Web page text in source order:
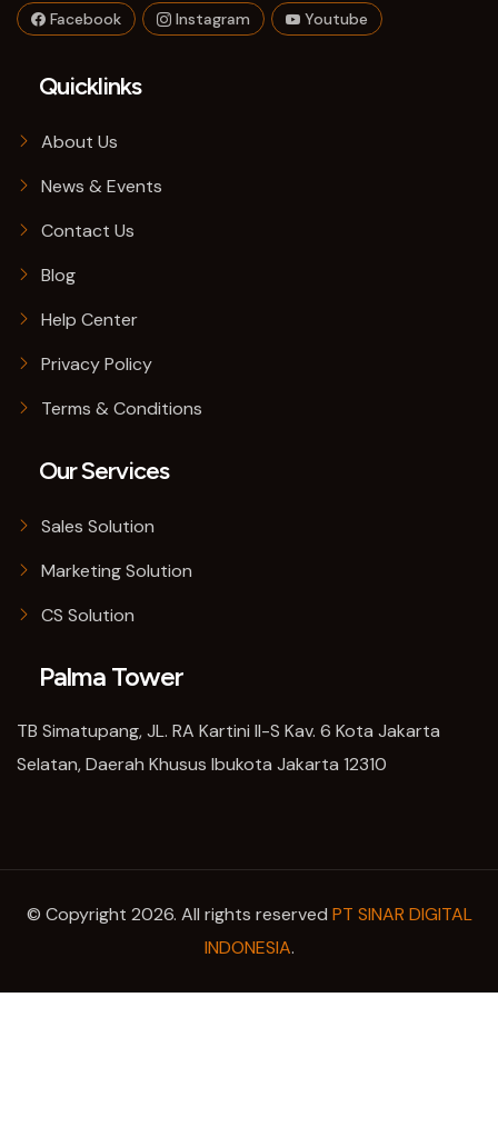
Facebook Instagram Youtube
Quicklinks
About Us
News & Events
Contact Us
Blog
Help Center
Privacy Policy
Terms & Conditions
Our Services
Sales Solution
Marketing Solution
CS Solution
Palma Tower
TB Simatupang, JL. RA Kartini II-S Kav. 6 Kota Jakarta
Selatan, Daerah Khusus Ibukota Jakarta 12310
© Copyright 2026. All rights reserved PT SINAR DIGITAL
INDONESIA.